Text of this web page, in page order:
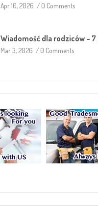
Apr 10, 2026 / 0 Comments
Wiadomość dla rodziców – 7
Mar 3, 2026 / 0 Comments